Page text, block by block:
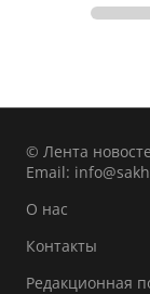
© Лента
Email:
О нас
Контакты
Редакционная